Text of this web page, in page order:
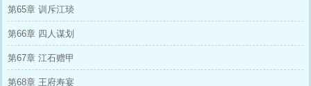
第65章 训斥江琰
第66章 四人谋划
第67章 江石赠甲
第68章 王府寿宴